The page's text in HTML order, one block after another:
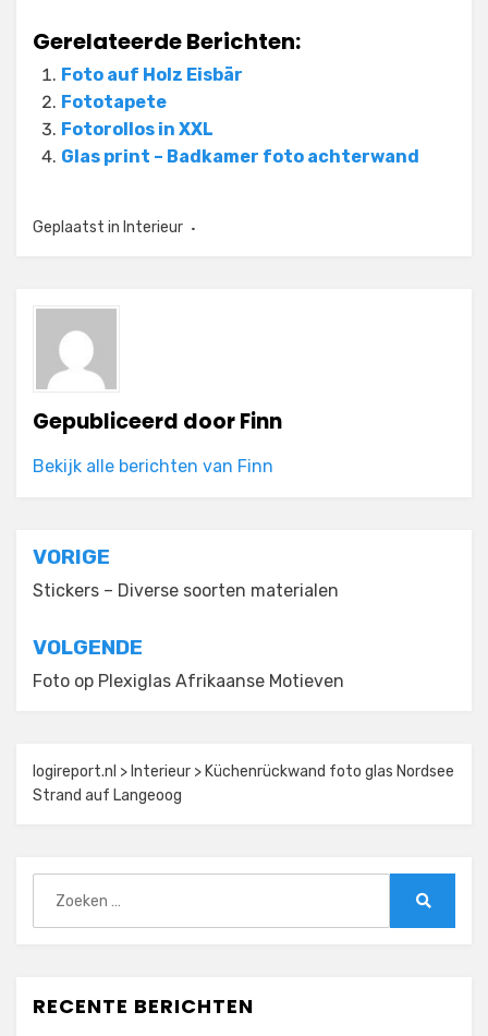
Gerelateerde Berichten:
Foto auf Holz Eisbär
Fototapete
Fotorollos in XXL
Glas print – Badkamer foto achterwand
Geplaatst in Interieur
Gepubliceerd doorFinn
Bekijk alle berichten van Finn
Bericht
navigatie
VORIGE
Stickers – Diverse soorten materialen
VOLGENDE
Foto op Plexiglas Afrikaanse Motieven
logireport.nl > Interieur > Küchenrückwand foto glas Nordsee
Strand auf Langeoog
naar:
RECENTE BERICHTEN